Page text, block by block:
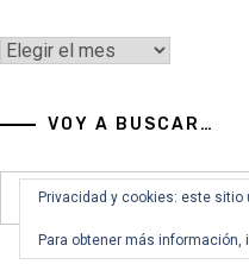
Archivos
VOY A BUSCAR…
Buscar:
Privacidad y cookies: este
Para obtener más